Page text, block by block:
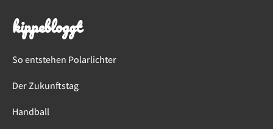
kippebloggt
So entstehen Polarlichter
Der Zukunftstag
Handball